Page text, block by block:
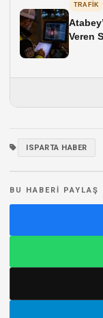
TRAFİK
Veren
ISPARTA HABER
BU HABERI PAYLAŞ